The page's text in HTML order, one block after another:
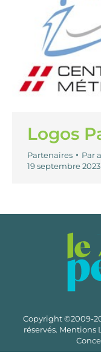
Logos
Partenaires Par
19 septembre 2023
Copyright ©2009-
réservés. Mentions